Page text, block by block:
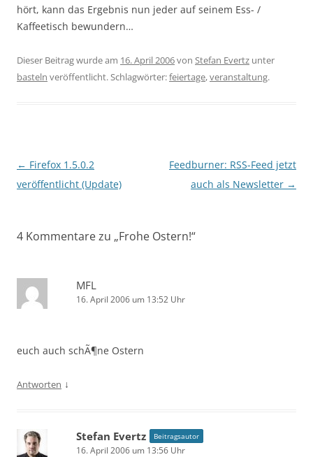
hört, kann das Ergebnis nun jeder auf seinem Ess- /
Kaffeetisch bewundern…
Dieser Beitrag wurde am 16. April 2006von Stefan Evertz unter
basteln veröffentlicht. Schlagwörter:feiertage,veranstaltung.
Beitragsnavigation
← Firefox 1.5.0.2
veröffentlicht (Update)
Feedburner: RSS-Feed jetzt
auch als Newsletter →
4 Kommentare zu „Frohe Ostern!“
MFL
16. April 2006 um 13:52 Uhr
euch auch schÃ¶ne Ostern
Antworten ↓
Stefan Evertz Beitragsautor
16. April 2006 um 13:56 Uhr